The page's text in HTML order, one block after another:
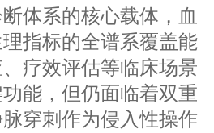
体系的核心载体，血
指标的全谱系覆盖能
疗效评估等临床场景
能，但仍面临着双重
穿刺作为侵入性操作